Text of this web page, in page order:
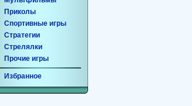
Приколы
Спортивные игры
Стратегии
Стрелялки
Прочие игры
Избранное